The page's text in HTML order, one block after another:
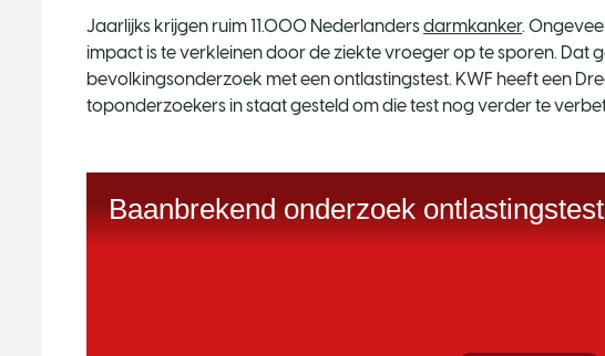
Jaarlijks krijgen ruim 11.000 Nederlandersdarmkanker.
impact is te verkleinen door de ziekte vroeger op te sporen. Dat
bevolkingsonderzoek met een ontlastingstest. KWF heeft een
toponderzoekers in staat gesteld om die test nog verder te